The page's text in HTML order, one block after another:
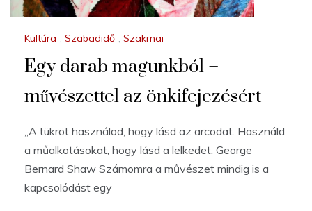
Kultúra , Szabadidő , Szakmai
Egy darab magunkból –
művészettel az önkifejezésért
„A tükröt használod, hogy lásd az arcodat. Használd
a műalkotásokat, hogy lásd a lelkedet. George
Bernard Shaw Számomra a művészet mindig is a
kapcsolódást egy